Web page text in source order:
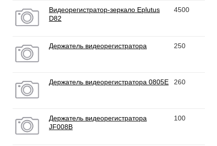
Видеорегистратор-зеркало Eplutus
D82
4500
Держатель видеорегистратора 250
Держатель видеорегистратора 0805E 260
Держатель видеорегистратора
JF008В
100